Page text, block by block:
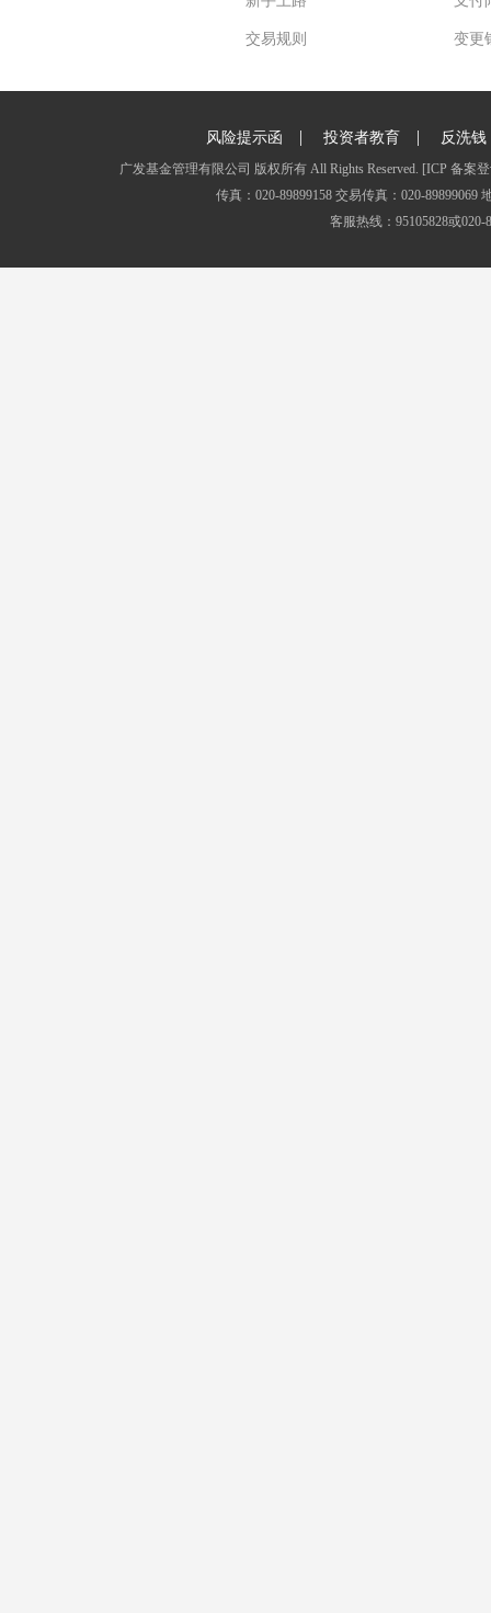
交易规则 变更
风险提示函 | 投资者教育 | 反洗钱
广发基金管理有限公司 版权所有 All Rights Reserved. [ICP 备案
传真：020-89899158 交易传真：020-
客服热线：95105828或020-